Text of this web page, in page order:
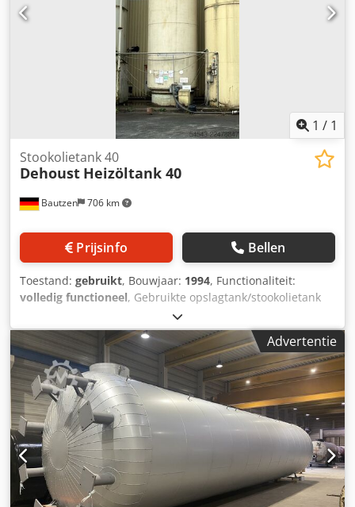
1 / 1
Bautzen 706 km
Stookolietank 40
Dehoust Heizöltank 40
Prijsinfo Bellen
Toestand: gebruikt, Bouwjaar: 1994, Functionaliteit:
volledig functioneel, Gebruikte opslagtank/stookolietank
staand model Opslagcapaciteit 40.000 liter volgens DIN
6616 D, dubbelwandig Dcsdpozq U U Uofx Acdsk gereinigd
en buiten gebruik gesteld
Advertentie